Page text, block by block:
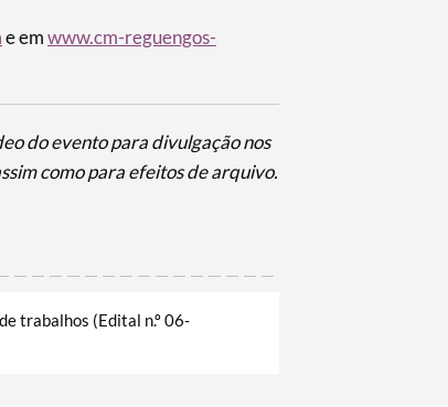
e emwww.cm-reguengos-
do evento para divulgação nos
como para efeitos de arquivo.
trabalhos (Edital n.º 06-